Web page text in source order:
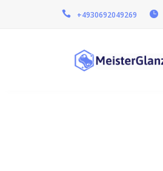
+4930692049269